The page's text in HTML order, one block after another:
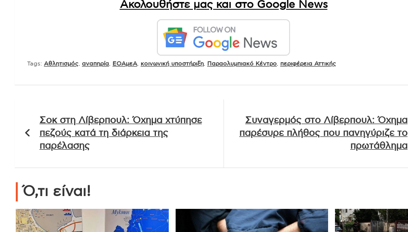
Ακολουθήστε μας και στο Google News
Tags: Αθλητισμός αναπηρία ΕΟΑμεΑ κοινωνική υποστήριξη Παραολυμπιακό Κέντρο περιφέρεια Αττικής
άρθρων
Σοκ στη Λίβερπουλ: Όχημα χτύπησε
πεζούς κατά τη διάρκεια της
παρέλασης
Συναγερμός στο Λίβερπουλ: Όχημα
παρέσυρε πλήθος που πανηγύριζε το
πρωτάθλημα
Ό,τι είναι!